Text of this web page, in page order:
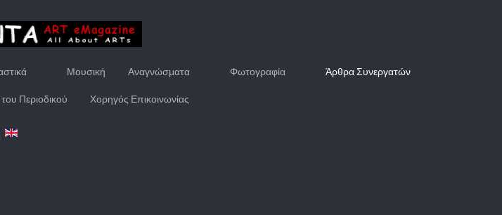
Μουσική Αναγνώσματα Φωτογραφία Άρθρα Συνεργατών
Περιοδικού Χορηγός Επικοινωνίας